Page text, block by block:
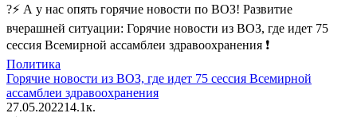
?⚡️ А у нас опять горячие новости по ВОЗ! Развитие
вчерашней ситуации: Горячие новости из ВОЗ, где идет 75
сессия Всемирной ассамблеи здравоохранения ❗️
Политика
Горячие новости из ВОЗ, где идет 75 сессия Всемирной
ассамблеи здравоохранения
27.05.202214.1к.